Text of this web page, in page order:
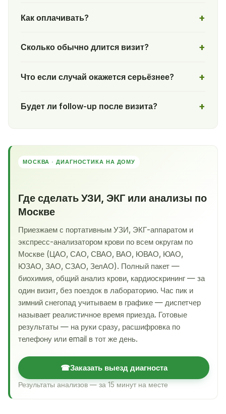
Как оплачивать?
Сколько обычно длится визит?
Что если случай окажется серьёзнее?
Будет ли follow-up после визита?
МОСКВА · ДИАГНОСТИКА НА ДОМУ
Где сделать УЗИ, ЭКГ или анализы по
Москве
Приезжаем с портативным УЗИ, ЭКГ-аппаратом и
экспресс-анализатором крови по всем округам по
Москве (ЦАО, САО, СВАО, ВАО, ЮВАО, ЮАО,
ЮЗАО, ЗАО, СЗАО, ЗелАО). Полный пакет —
биохимия, общий анализ крови, кардиоскрининг — за
один визит, без поездок в лабораторию. Час пик и
зимний снегопад учитываем в графике — диспетчер
называет реалистичное время приезда. Готовые
результаты — на руки сразу, расшифровка по
телефону или email в тот же день.
☎Заказать выезд диагноста
Результаты анализов — за 15 минут на месте